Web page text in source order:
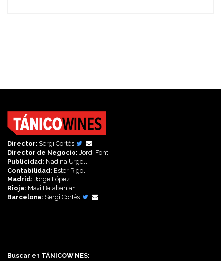
Director: Sergi Cortés
Director de Negocio: Jordi Font
Publicidad: Nadina Urgell
Contabilidad: Ester Rigol
Madrid: Jorge López
Rioja: Mavi Balabanian
Barcelona: Sergi Cortés
Buscar en TÁNICOWINES: